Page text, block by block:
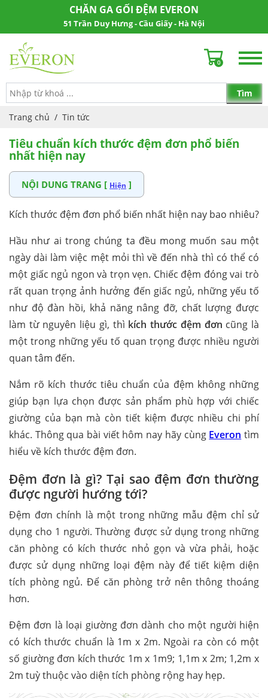
CHĂN GA GỐI ĐỆM EVERON
51 Trần Duy Hưng - Cầu Giấy - Hà Nội
0
Trang chủ / Tin tức
Tiêu chuẩn kích thước đệm đơn phổ biến
nhất hiện nay
NỘI DUNG TRANG [ Hiện ]
Kích thước đệm đơn phổ biến nhất hiện nay bao nhiêu?
Hầu như ai trong chúng ta đều mong muốn sau một
ngày dài làm việc mệt mỏi thì về đến nhà thì có thể có
một giấc ngủ ngon và trọn vẹn. Chiếc đệm đóng vai trò
rất quan trọng ảnh hưởng đến giấc ngủ, những yếu tố
như độ đàn hồi, khả năng nâng đỡ, chất lượng được
làm từ nguyên liệu gì, thì kích thước đệm đơn cũng là
một trong những yếu tố quan trọng được nhiều người
quan tâm đến.
Nắm rõ kích thước tiêu chuẩn của đệm không những
giúp bạn lựa chọn được sản phẩm phù hợp với chiếc
giường của bạn mà còn tiết kiệm được nhiều chi phí
khác. Thông qua bài viết hôm nay hãy cùng Everon tìm
hiểu về kích thước đệm đơn.
Đệm đơn là gì? Tại sao đệm đơn thường
được người hướng tới?
Đệm đơn chính là một trong những mẫu đệm chỉ sử
dụng cho 1 người. Thường được sử dụng trong những
căn phòng có kích thước nhỏ gọn và vừa phải, hoặc
được sử dụng những loại đệm này để tiết kiệm diện
tích phòng ngủ. Để căn phòng trở nên thông thoáng
hơn.
Đệm đơn là loại giường đơn dành cho một người hiện
có kích thước chuẩn là 1m x 2m. Ngoài ra còn có một
số giường đơn kích thước 1m x 1m9; 1,1m x 2m; 1,2m x
2m tuỳ thuộc vào diện tích phòng rộng hay hẹp.